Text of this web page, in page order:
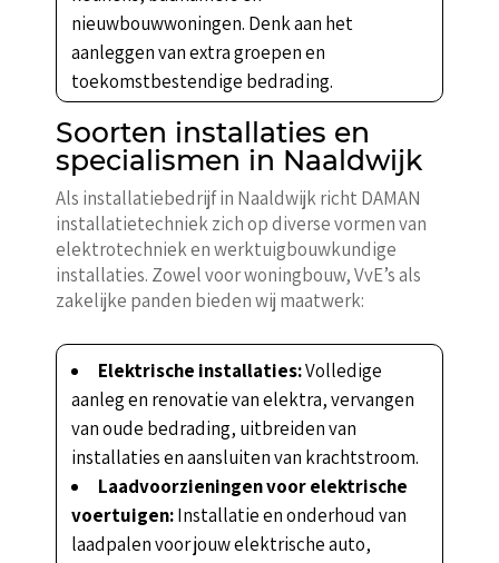
nieuwbouwwoningen. Denk aan het
aanleggen van extra groepen en
toekomstbestendige bedrading.
Soorten installaties en
specialismen in Naaldwijk
Als installatiebedrijf in Naaldwijk richt DAMAN
installatietechniek zich op diverse vormen van
elektrotechniek en werktuigbouwkundige
installaties. Zowel voor woningbouw, VvE’s als
zakelijke panden bieden wij maatwerk:
Elektrische installaties:Volledige
aanleg en renovatie van elektra, vervangen
van oude bedrading, uitbreiden van
installaties en aansluiten van krachtstroom.
Laadvoorzieningen voor elektrische
voertuigen:Installatie en onderhoud van
laadpalen voor jouw elektrische auto,